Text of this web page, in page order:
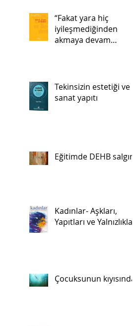
“Fakat yara hiç
iyileşmediğinden
akmaya devam
Tekinsizin estetiği ve
sanat yapıtı
Eğitimde DEHB salgını
Kadınlar- Aşkları,
Yapıtları ve Yalnızlıkları
Çocuksunun kıyısında